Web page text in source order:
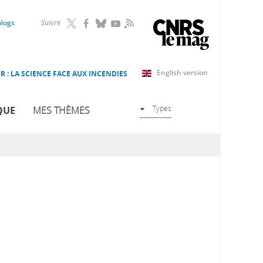
Suivre RSS
English version
: LA SCIENCE FACE AUX INCENDIES
MES THÈMES Types